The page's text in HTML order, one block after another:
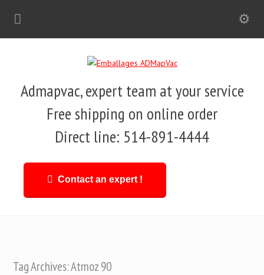
Admapvac, expert team at your service
Free shipping on online order
Direct line: 514-891-4444
Contact an expert !
Tag Archives: Atmoz 90